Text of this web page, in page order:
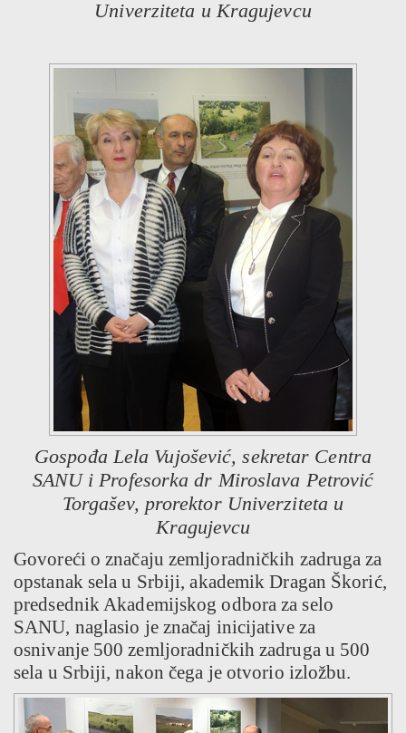
Univerziteta u Kragujevcu
Gospođa Lela Vujošević, sekretar Centra
SANU i Profesorka dr Miroslava Petrović
Torgašev, prorektor Univerziteta u
Kragujevcu
Govoreći o značaju zemljoradničkih zadruga za
opstanak sela u Srbiji, akademik Dragan Škorić,
predsednik Akademijskog odbora za selo
SANU, naglasio je značaj inicijative za
osnivanje 500 zemljoradničkih zadruga u 500
sela u Srbiji, nakon čega je otvorio izložbu.